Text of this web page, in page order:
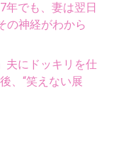
でも、妻は翌日
の神経がわから
夫にドッキリを仕
、“笑えない展